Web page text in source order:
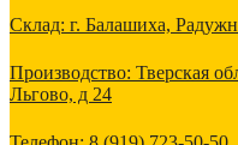
Склад: г. Балашиха,
Производство: Тверская
Льгово, д 24